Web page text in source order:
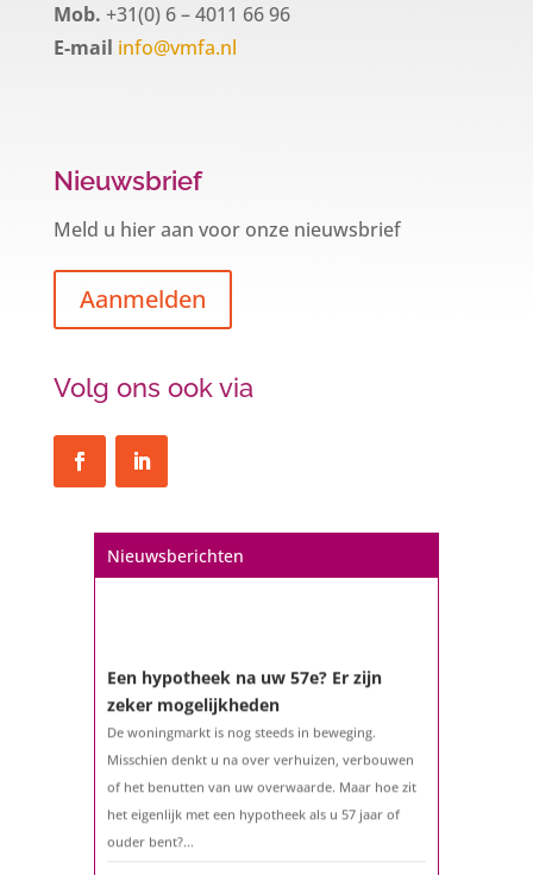
Mob. +31(0) 6 – 4011 66 96
E-mail info@vmfa.nl
Nieuwsbrief
Meld u hier aan voor onze nieuwsbrief
Aanmelden
Volg ons ook via
Nieuwsberichten
Een hypotheek na uw 57e? Er zijn
zeker mogelijkheden
De woningmarkt is nog steeds in beweging.
Misschien denkt u na over verhuizen, verbouwen
of het benutten van uw overwaarde. Maar hoe zit